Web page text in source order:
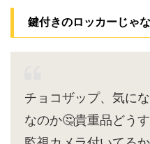
鍵付きのロッカーじゃ
チョコザップ、気に
なのか🤔貴重品どう